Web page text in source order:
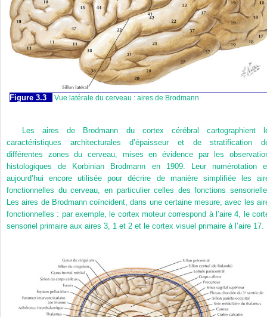
Figure 3.3 Vue latérale du cerveau : aires de Brodmann
Les aires de Brodmann du cortex cérébral cartographient
caractéristiques architecturales d’épaisseur et de stratification
différentes zones du cerveau, mises en évidence par les
histologiques de Korbinian Brodmann en 1909. Leur numérotation
aujourd’hui encore utilisée pour décrire de manière simplifiée les
fonctionnelles du cerveau, en particulier celles des fonctions
Les aires de Brodmann coïncident, dans une certaine mesure, avec les
fonctionnelles : par exemple, le cortex moteur correspond à l’aire 4, le
sensoriel primaire aux aires 3, 1 et 2 et le cortex visuel primaire à l’aire 17.